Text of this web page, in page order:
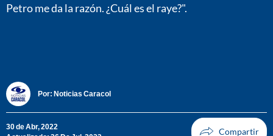
Petro me da la razón. ¿Cuál es el raye?".
Por: Noticias Caracol
30 de Abr, 2022